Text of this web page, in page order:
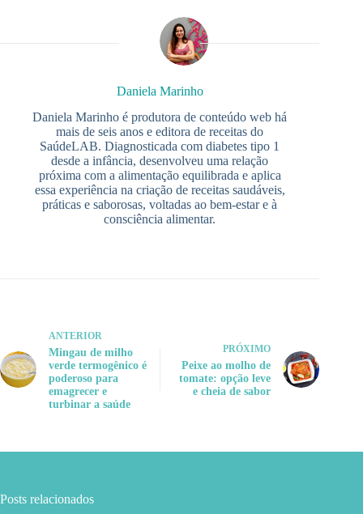
Daniela Marinho
Daniela Marinho é produtora de conteúdo web há
mais de seis anos e editora de receitas do
SaúdeLAB. Diagnosticada com diabetes tipo 1
desde a infância, desenvolveu uma relação
próxima com a alimentação equilibrada e aplica
essa experiência na criação de receitas saudáveis,
práticas e saborosas, voltadas ao bem-estar e à
consciência alimentar.
ANTERIOR
Mingau de milho
verde termogênico é
poderoso para
emagrecer e
turbinar a saúde
PRÓXIMO
Peixe ao molho de
tomate: opção leve
e cheia de sabor
Posts relacionados